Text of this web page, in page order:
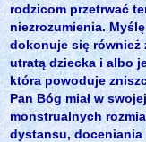
rodzicom przetrwać
niezrozumienia.
dokonuje się również
utratą dziecka i albo
która powoduje
Pan Bóg miał w
monstrualnych
dystansu, doceniania